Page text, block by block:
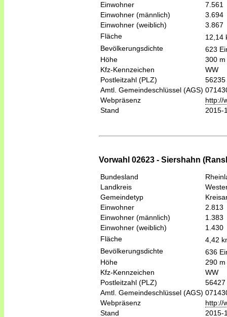
Einwohner
7.561
Einwohner (männlich)
3.694
Einwohner (weiblich)
3.867
Fläche
12,14
Bevölkerungsdichte
623
Höhe
300 m
Kfz-Kennzeichen
WW
Postleitzahl (PLZ)
56235
Amtl. Gemeindeschlüssel (AGS)
Webpräsenz
http://
Stand
2015-
Vorwahl 02623 - Siershahn
Bundesland
Landkreis
Gemeindetyp
Einwohner
2.813
Einwohner (männlich)
1.383
Einwohner (weiblich)
1.430
Fläche
4,42
Bevölkerungsdichte
636
Höhe
290
Kfz-Kennzeichen
WW
Postleitzahl (PLZ)
56427
Amtl. Gemeindeschlüssel (AGS)
Webpräsenz
http://
Stand
2015-